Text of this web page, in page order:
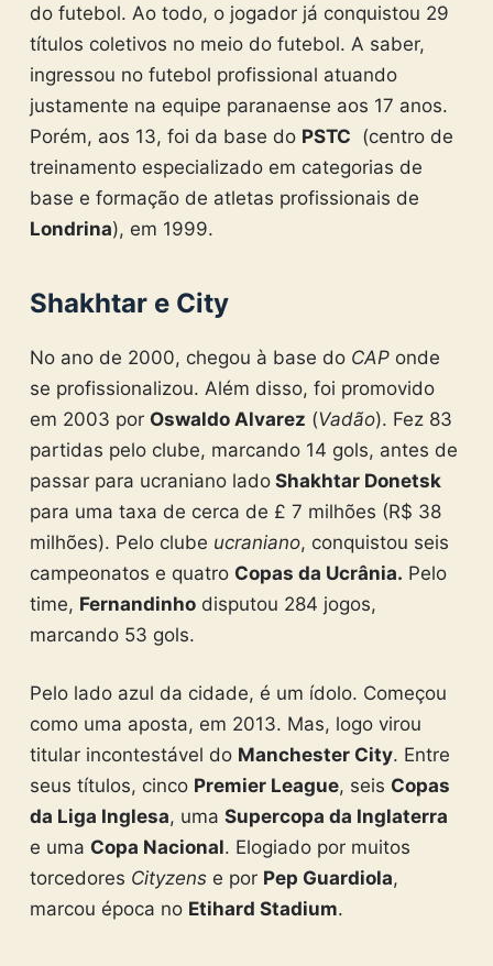
do futebol. Ao todo, o jogador já conquistou 29
títulos coletivos no meio do futebol. A saber,
ingressou no futebol profissional atuando
justamente na equipe paranaense aos 17 anos.
Porém, aos 13, foi da base do PSTC (centro de
treinamento especializado em categorias de
base e formação de atletas profissionais de
Londrina), em 1999.
Shakhtar e City
No ano de 2000, chegou à base do CAPonde
se profissionalizou. Além disso, foi promovido
em 2003 por Oswaldo Alvarez (Vadão). Fez 83
partidas pelo clube, marcando 14 gols, antes de
passar para ucraniano ladoShakhtar Donetsk
para uma taxa de cerca de £ 7 milhões (R$ 38
milhões). Pelo clube ucraniano, conquistou seis
campeonatos e quatro Copas da Ucrânia. Pelo
time, Fernandinhodisputou 284 jogos,
marcando 53 gols.
Pelo lado azul da cidade, é um ídolo. Começou
como uma aposta, em 2013. Mas, logo virou
titular incontestável do Manchester City. Entre
seus títulos, cinco Premier League, seis Copas
da Liga Inglesa, uma Supercopa da Inglaterra
e uma Copa Nacional. Elogiado por muitos
torcedores Cityzense por Pep Guardiola,
marcou época no Etihard Stadium.